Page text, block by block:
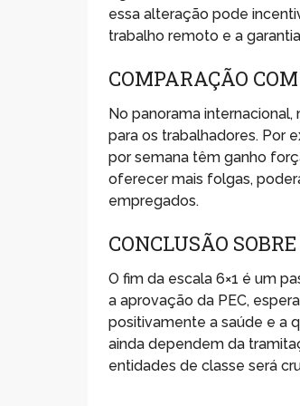
essa alteração pode
trabalho remoto e a
COMPARAÇÃO
No panorama
para os trabalhadores. Por
por semana têm ganho
oferecer mais folgas,
empregados.
CONCLUSÃO
O fim da escala 6×1 é um
a aprovação da PEC,
positivamente a saúde e a
ainda dependem da
entidades de classe será